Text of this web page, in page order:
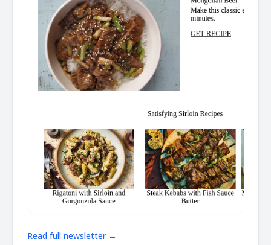
Read full newsletter →